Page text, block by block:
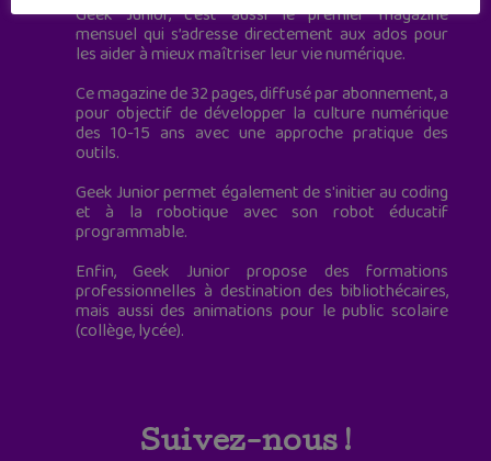
Geek Junior, c’est aussi le premier magazine
mensuel qui s’adresse directement aux ados pour
les aider à mieux maîtriser leur vie numérique.
Ce magazine de 32 pages, diffusé par abonnement, a
pour objectif de développer la culture numérique
des 10-15 ans avec une approche pratique des
outils.
Geek Junior permet également de s'initier au coding
et à la robotique avec son robot éducatif
programmable.
Enfin, Geek Junior propose des formations
professionnelles à destination des bibliothécaires,
mais aussi des animations pour le public scolaire
(collège, lycée).
Suivez-nous !